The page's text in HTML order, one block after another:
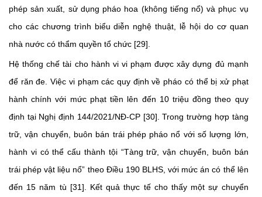
phép sản xuất, sử dụng pháo hoa (không tiếng nổ) và phục vụ
cho các chương trình biểu diễn nghệ thuật, lễ hội do cơ quan
nhà nước có thẩm quyền tổ chức [29].
Hệ thống chế tài cho hành vi vi phạm được xây dựng đủ mạnh
để răn đe. Việc vi phạm các quy định về pháo có thể bị xử phạt
hành chính với mức phạt tiền lên đến 10 triệu đồng theo quy
định tại Nghị định 144/2021/NĐ-CP [30]. Trong trường hợp tàng
trữ, vận chuyển, buôn bán trái phép pháo nổ với số lượng lớn,
hành vi có thể cấu thành tội “Tàng trữ, vận chuyển, buôn bán
trái phép vật liệu nổ” theo Điều 190 BLHS, với mức án có thể lên
đến 15 năm tù [31]. Kết quả thực tế cho thấy một sự chuyển